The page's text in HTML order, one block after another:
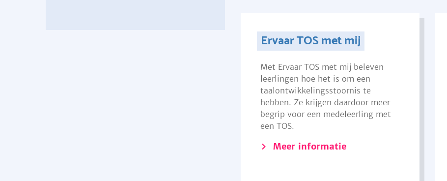
Ervaar TOS met mij
Met Ervaar TOS met mij beleven
leerlingen hoe het is om een
taalontwikkelingsstoornis te
hebben. Ze krijgen daardoor meer
begrip voor een medeleerling met
een TOS.
Meer informatie